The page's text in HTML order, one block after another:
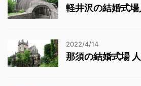
軽井沢の結婚式
2022/4/14
那須の結婚式場